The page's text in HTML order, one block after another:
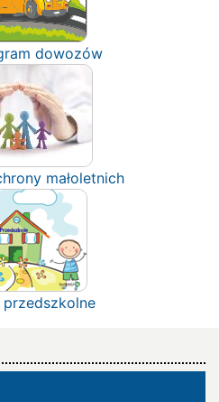
dowozów
małoletnich
przedszkolne